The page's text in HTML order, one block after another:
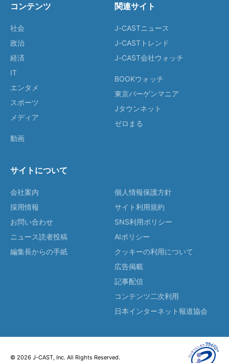
コンテンツ
社会
政治
経済
IT
エンタメ
スポーツ
メディア
動画
関連サイト
J-CASTニュース
J-CASTトレンド
J-CAST会社ウォッチ
BOOKウォッチ
東京バーゲンマニア
Jタウンネット
ゼロまる
サイトについて
会社案内
採用情報
お問い合わせ
ニュース読者投稿
編集長からの手紙
個人情報保護方針
サイト利用規約
SNS利用ポリシー
AIポリシー
クッキーの利用について
広告掲載
記事配信
コンテンツ二次利用
日本インターネット報道協会
© 2026 J-CAST, Inc. All Rights Reserved.